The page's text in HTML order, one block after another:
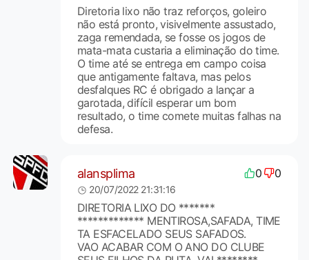
Diretoria lixo não traz reforços, goleiro
não está pronto, visivelmente assustado,
zaga remendada, se fosse os jogos de
mata-mata custaria a eliminação do time.
O time até se entrega em campo coisa
que antigamente faltava, mas pelos
desfalques RC é obrigado a lançar a
garotada, difícil esperar um bom
resultado, o time comete muitas falhas na
defesa.
alansplima 0 0
20/07/2022 21:31:16
DIRETORIA LIXO DO *******
************* MENTIROSA,SAFADA, TIME
TA ESFACELADO SEUS SAFADOS.
VAO ACABAR COM O ANO DO CLUBE